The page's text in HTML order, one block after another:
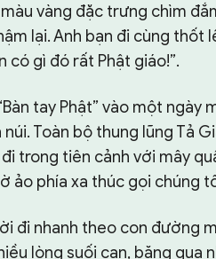
vàng đặc trưng chìm
lại. Anh bạn đi cùng thốt
có gì đó rất Phật giáo!”.
tay Phật” vào một ngày
núi. Toàn bộ thung lũng Tả
trong tiên cảnh với mây
ảo phía xa thúc gọi chúng
đi nhanh theo con đường
lòng suối cạn, băng